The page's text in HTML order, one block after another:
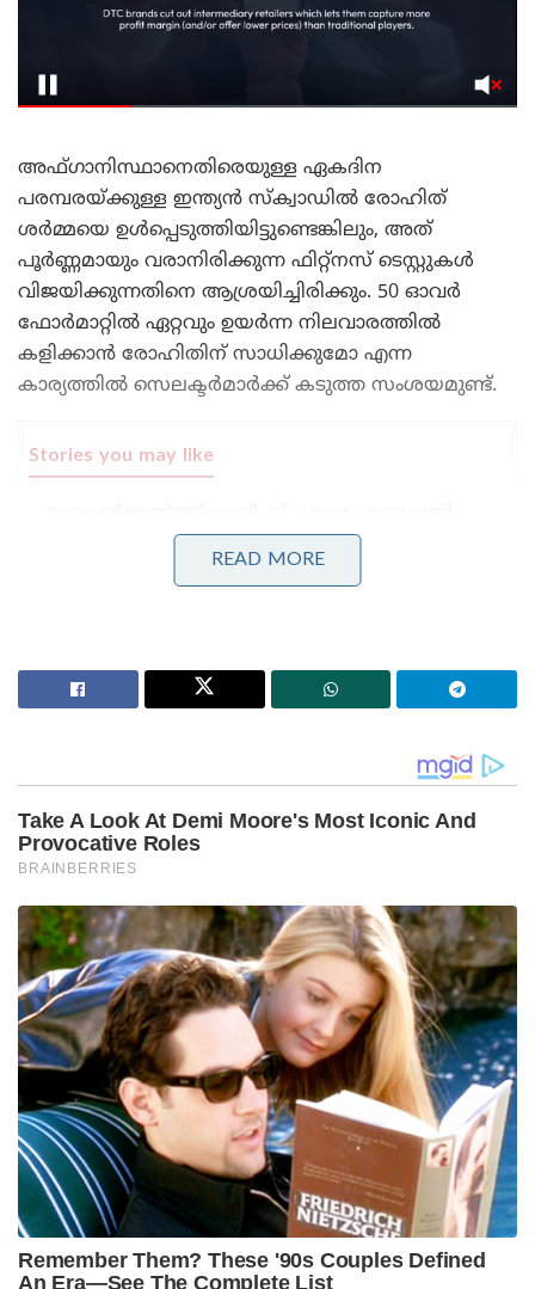
അഫ്ഗാനിസ്ഥാനെതിരെയുള്ള ഏകദിന
പരമ്പരയ്ക്കുള്ള ഇന്ത്യൻ സ്ക്വാഡിൽ രോഹിത്
ശർമ്മയെ ഉൾപ്പെടുത്തിയിട്ടുണ്ടെങ്കിലും, അത്
പൂർണ്ണമായും വരാനിരിക്കുന്ന ഫിറ്റ്നസ് ടെസ്റ്റുകൾ
വിജയിക്കുന്നതിനെ ആശ്രയിച്ചിരിക്കും. 50 ഓവർ
ഫോർമാറ്റിൽ ഏറ്റവും ഉയർന്ന നിലവാരത്തിൽ
കളിക്കാൻ രോഹിതിന് സാധിക്കുമോ എന്ന
കാര്യത്തിൽ സെലക്ടർമാർക്ക് കടുത്ത സംശയമുണ്ട്.
Stories you may like
ഗുജറാത്ത് മുഖ്യമന്ത്രി; 2030ൽ അഹമ്മദാബാദ്
ഗ്ലാസ്‌ഗോയിൽ ഇന്ത്യൻ ബോക്സിങ് കരുത്ത്:
ഐ.പി.എൽ 2026 സീസണിൽ ഹാംസ്ട്രിങ് പരിക്ക്
മത്സരങ്ങൾ രോഹിതിന് നഷ്ടമായിരുന്നു. അഫ്ഗാൻ
രോഹിതിന്റെ മെഡിക്കൽ റിപ്പോർട്ടുകൾ
സെലക്ടർമാർ ആവശ്യപ്പെട്ടിരുന്നു. കൂടാതെ,
സെന്റർ ഓഫ് എക്സലൻസിൽ റിപ്പോർട്ട്
ചെയ്തിരുന്നില്ലെന്നതും ആശങ്ക കൂട്ടുന്നു.
“രോഹിത് ശരീരം മെലിഞ്ഞ്
പാകപ്പെടുത്തിയിട്ടുണ്ടെങ്കിലും കടുത്ത അന്താരാഷ്ട്ര
മത്സരങ്ങളുടെ സമ്മർദ്ദം താങ്ങാൻ അദ്ദേഹത്തിന്റെ
ശരീരത്തിന് കഴിയുമോ എന്ന് ഉറപ്പില്ല.
ഐ.പി.എല്ലിലെപ്പോലെ ഏകദിനത്തിൽ ‘ഇംപാക്ട്
പ്ലെയർ’ നിയമമില്ല. 50 ഓവറും ഫീൽഡ്
ചെയ്യേണ്ടതുണ്ട്. 40 വയസ്സിനോട് അടുക്കുമ്പോൾ
ശരീരം പഴയതുപോലെ പെട്ടെന്ന് സുഖപ്പെടില്ല,”
ബി.സി.സി.ഐ വൃത്തങ്ങൾ വ്യക്തമാക്കി.
READ MORE